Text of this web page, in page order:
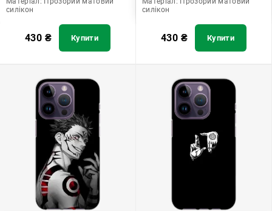
силікон
430 ₴ Купити
силікон
430 ₴ Купити